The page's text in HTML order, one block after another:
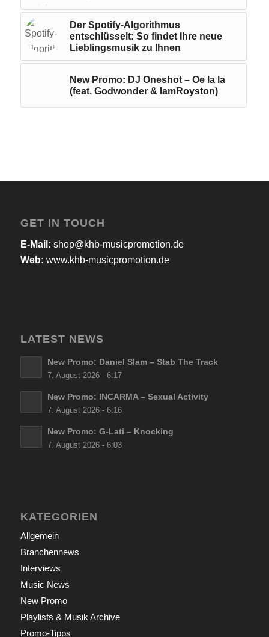
Der Spotify-Algorithmus
entschlüsselt: So findet Ihre neue
Lieblingsmusik zu Ihnen
New Promo: DJ Oneshot – Oe la la
(feat. Godwonder & IamRoyston)
GET IN TOUCH
E-Mail: shop@khb-musicpromotion.de
Web: www.khb-musicpromotion.de
LATEST NEWS
New Promo: Daniel Slam – Stab The Track
7. August 2026 - 6:17
New Promo: INCARMA – Sexual Activity
7. August 2026 - 6:16
New Promo: G-Lati – Knocking
7. August 2026 - 6:03
KATEGORIEN
Allgemein
Branchennews
Interviews
Music News
New Promo
Playlists & Musik Archive
Promo-Tipps